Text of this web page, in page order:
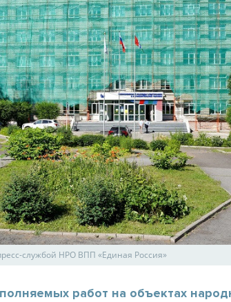
службой НРО ВПП «Единая Россия»
работ на объектах